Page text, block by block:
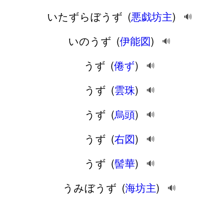
いたずらぼうず (悪戯坊主) 🔊
いのうず (伊能図) 🔊
うず (倦ず) 🔊
うず (雲珠) 🔊
うず (烏頭) 🔊
うず (右図) 🔊
うず (髻華) 🔊
うみぼうず (海坊主) 🔊